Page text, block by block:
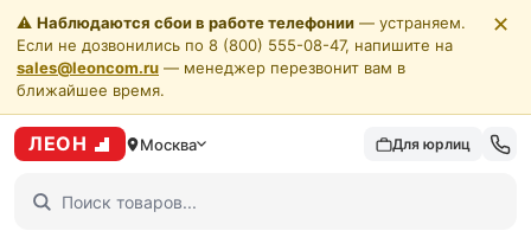
⚠️ Наблюдаются сбои в работе телефонии — устраняем.
Если не дозвонились по 8 (800) 555-08-47, напишите на
sales@leoncom.ru — менеджер перезвонит вам в
ближайшее время.
✕
ЛЕОН Москва Для юрлиц